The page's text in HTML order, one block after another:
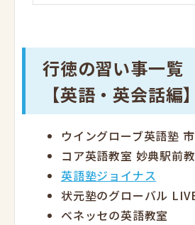
行徳の習い事一覧
【英語・英会話編】
ウイングローブ英語塾
コア英語教室 妙典駅前
英語塾ジョイナス
状元塾のグローバル
ベネッセの英語教室